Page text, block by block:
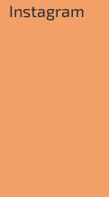
Instagram